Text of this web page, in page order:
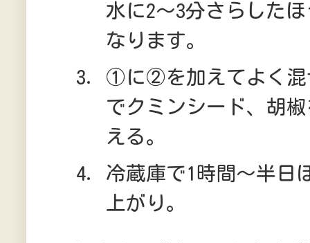
水に2～3分さらした
なります。
①に②を加えてよく混
でクミンシード、胡
える。
冷蔵庫で1時間～半日
上がり。